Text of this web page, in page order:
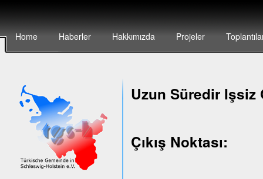
Home Haberler Hakkımızda Projeler
Uzun Süredir Işsiz
Çıkış Noktası: